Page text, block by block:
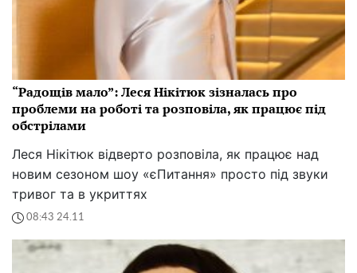
“Радощів мало”: Леся Нікітюк зізналась про
проблеми на роботі та розповіла, як працює під
обстрілами
Леся Нікітюк відверто розповіла, як працює над
новим сезоном шоу «єПитання» просто під звуки
тривог та в укриттях
08:43 24.11